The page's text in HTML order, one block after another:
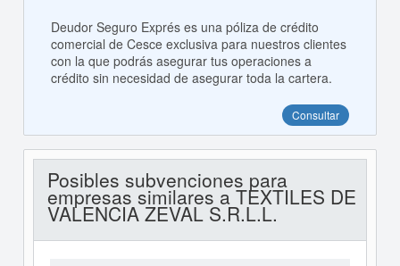
Deudor Seguro Exprés es una póliza de crédito
comercial de Cesce exclusiva para nuestros clientes
con la que podrás asegurar tus operaciones a
crédito sin necesidad de asegurar toda la cartera.
Consultar
Posibles subvenciones para
empresas similares a TEXTILES DE
VALENCIA ZEVAL S.R.L.L.